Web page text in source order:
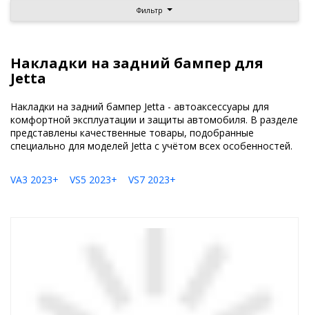
Фильтр
Накладки на задний бампер для
Jetta
Накладки на задний бампер Jetta - автоаксессуары для
комфортной эксплуатации и защиты автомобиля. В разделе
представлены качественные товары, подобранные
специально для моделей Jetta с учётом всех особенностей.
VA3 2023+ VS5 2023+ VS7 2023+